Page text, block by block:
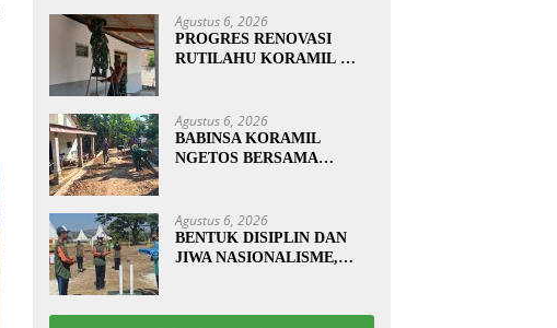
Agustus 6, 2026
PROGRES RENOVASI
RUTILAHU KORAMIL
MASUK TAHAP
PENYELESAIAN
Agustus 6, 2026
BABINSA KORAMIL
NGETOS BERSAMA
LOKASI UNTUK
PENGECORAN
Agustus 6, 2026
BENTUK DISIPLIN DAN
JIWA NASIONALISME,
PASKIBRA